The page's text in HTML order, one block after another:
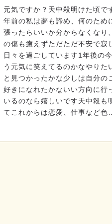
元気ですか？天中殺明けた頃で
年前の私は夢も諦め、何のため
張ったらいいか分からなくなり
の傷も癒えずただただ不安で寂
日々を過ごしています1年後の
う元気に笑えてるのかなやりた
と見つかったかな少しは自分の
好きになれたかないい方向に行
いるのなら嬉しいです天中殺も
てこれからは恋愛、仕事など色…